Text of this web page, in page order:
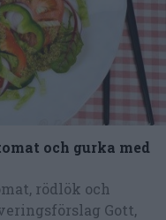
och gurka med
rödlök och
Gott,